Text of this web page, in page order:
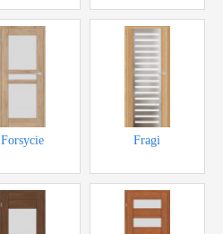
Forsycie Fragi